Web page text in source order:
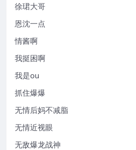
徐珺大哥
恩沈一点
情酱啊
我挺困啊
我是ou
抓住爆爆
无情后妈不减脂
无情近视眼
无敌爆龙战神